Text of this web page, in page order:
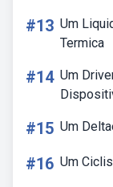
#13 Um
Termica
#14 Um
#15 Um
#16 Um